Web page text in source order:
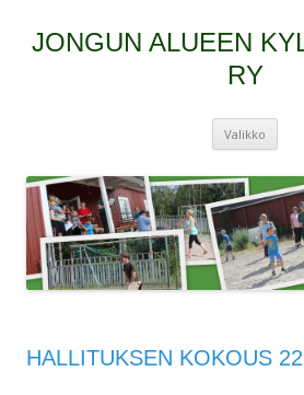
JONGUN ALUEEN
RY
Valikko
HALLITUKSEN KOKOUS